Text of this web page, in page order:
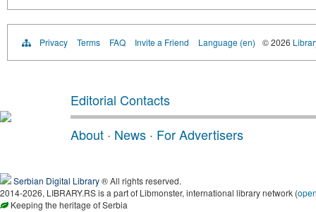
Privacy Terms FAQ Invite a Friend Language (en) © 2026
Editorial Contacts
About · News · For Advertisers
Serbian Digital Library® All rights reserved.
2014-2026, LIBRARY.RS is a part of Libmonster, international library network (
Keeping the heritage of Serbia